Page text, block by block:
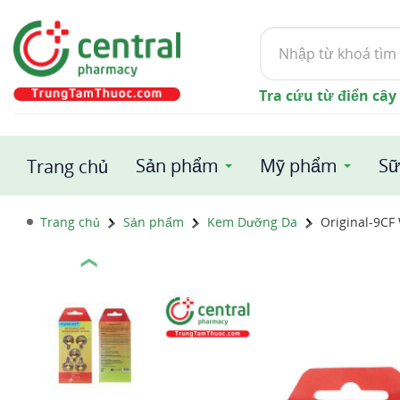
Tìm
kiếm
Tra cứu từ điển
Trang chủ Sản phẩm Mỹ phẩm
Trang chủ Sản phẩm Kem Dưỡng Da Original-
❮
1 / 3